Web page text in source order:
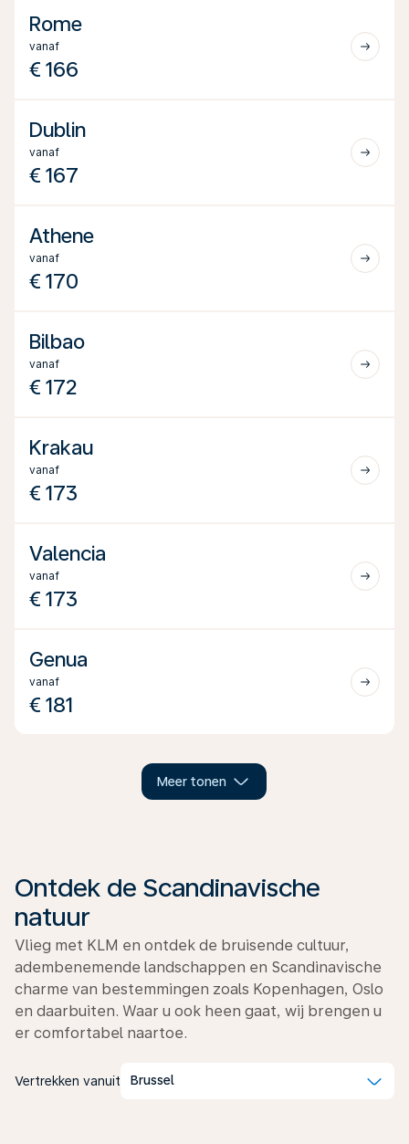
Rome
vanaf
€ 166
Dublin
vanaf
€ 167
Athene
vanaf
€ 170
Bilbao
vanaf
€ 172
Krakau
vanaf
€ 173
Valencia
vanaf
€ 173
Genua
vanaf
€ 181
Meer tonen
Ontdek de Scandinavische
natuur
Vlieg met KLM en ontdek de bruisende cultuur,
adembenemende landschappen en Scandinavische
charme van bestemmingen zoals Kopenhagen, Oslo
en daarbuiten. Waar u ook heen gaat, wij brengen u
er comfortabel naartoe.
Vertrekken vanuit Brussel